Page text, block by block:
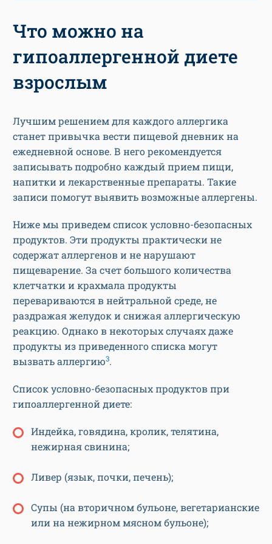
Что можно на
гипоаллергенной диете
взрослым
Лучшим решением для каждого аллергика
станет привычка вести пищевой дневник на
ежедневной основе. В него рекомендуется
записывать подробно каждый прием пищи,
напитки и лекарственные препараты. Такие
записи помогут выявить возможные аллергены.
Ниже мы приведем список условно-безопасных
продуктов. Эти продукты практически не
содержат аллергенов и не нарушают
пищеварение. За счет большого количества
клетчатки и крахмала продукты
перевариваются в нейтральной среде, не
раздражая желудок и снижая аллергическую
реакцию. Однако в некоторых случаях даже
продукты из приведенного списка могут
вызвать аллергию3.
Список условно-безопасных продуктов при
гипоаллергенной диете:
Индейка, говядина, кролик, телятина,
нежирная свинина;
Ливер (язык, почки, печень);
Супы (на вторичном бульоне, вегетарианские
или на нежирном мясном бульоне);